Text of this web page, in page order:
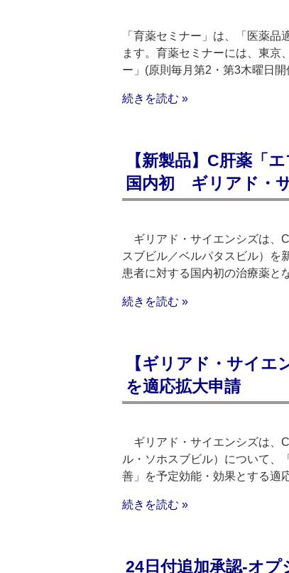
「育薬セミナー」は、「医薬
ます。育薬セミナーには、東京
ー」(原則毎月第2・第3木曜日開
続きを読む »
【新製品】C肝薬「
国内初 ギリアド・
ギリアド・サイエンシズは、
スブビル／ベルパタスビル）を
患者に対する国内初の治療薬と
続きを読む »
【ギリアド・サイエ
を適応拡大申請
ギリアド・サイエンシズは、
ル・ソホスブビル）について、
善」を予定効能・効果とする適
続きを読む »
24日付追加承認‐オ